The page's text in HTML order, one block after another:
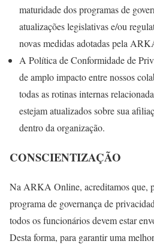
maturidade dos programas de
atualizações legislativas e/ou
novas medidas adotadas pela
A Política de Conformidade de
de amplo impacto entre nossos
todas as rotinas internas
estejam atualizados sobre sua
dentro da organização.
CONSCIENTIZAÇÃO
Na ARKA Online, acreditamos que,
programa de governança de
todos os funcionários devem estar
Desta forma, para garantir uma